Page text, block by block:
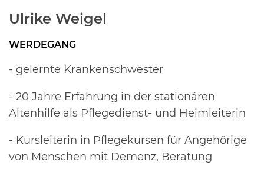
Ulrike Weigel
WERDEGANG
- gelernte Krankenschwester
- 20 Jahre Erfahrung in der stationären
Altenhilfe als Pflegedienst- und Heimleiterin
- Kursleiterin in Pflegekursen für Angehörige
von Menschen mit Demenz, Beratung